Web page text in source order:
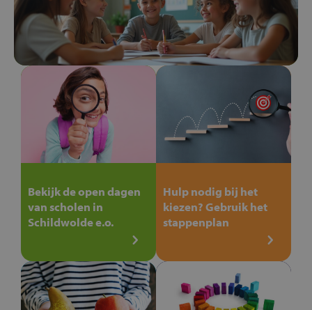
Bekijk de open dagen
van scholen in
Schildwolde e.o.
Hulp nodig bij het
kiezen? Gebruik het
stappenplan